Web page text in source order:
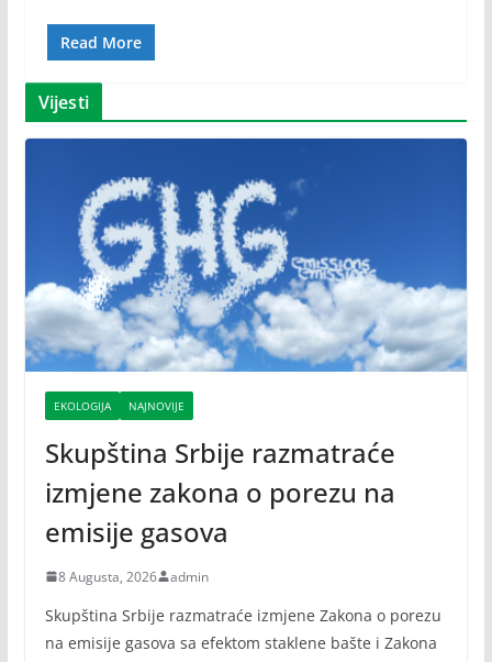
Read More
Vijesti
EKOLOGIJA NAJNOVIJE
Skupština Srbije razmatraće
izmjene zakona o porezu na
emisije gasova
8 Augusta, 2026 admin
Skupština Srbije razmatraće izmjene Zakona o porezu
na emisije gasova sa efektom staklene bašte i Zakona